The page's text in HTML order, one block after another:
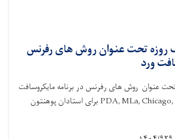
تحت عنوان روش های رفرنس
ورد
عنوان روش های رفرنس در برنامه مایکروسافت
PDA, MLa,برای استادان پوهنتون